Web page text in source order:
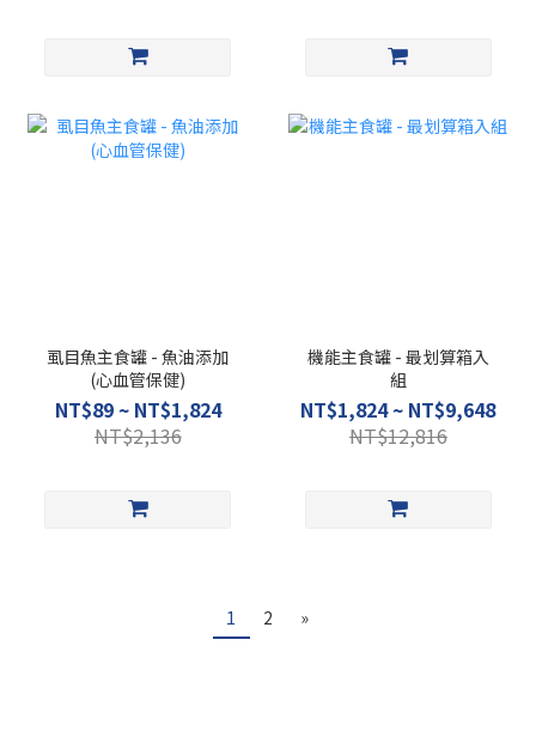
虱目魚主食罐 - 魚油添加
(心血管保健)
NT$89 ~ NT$1,824
NT$2,136
機能主食罐 - 最划算箱入
組
NT$1,824 ~ NT$9,648
NT$12,816
1 2 »